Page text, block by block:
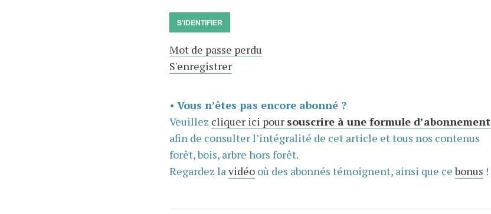
S'IDENTIFIER
Mot de passe perdu
S'enregistrer
• Vous n’êtes pas encore abonné ?
Veuillez cliquer ici pour souscrire à une formule d’abonnement
afin de consulter l’intégralité de cet article et tous nos contenus
forêt, bois, arbre hors forêt.
Regardez la vidéooù des abonnés témoignent, ainsi que cebonus !